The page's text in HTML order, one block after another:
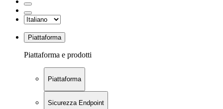
Piattaforma
Piattaforma e prodotti
Piattaforma
Sicurezza Endpoint